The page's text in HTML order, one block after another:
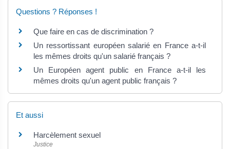
Questions ? Réponses !
Que faire en cas de discrimination ?
Un ressortissant européen salarié en France a-t-il
les mêmes droits qu'un salarié français ?
Un Européen agent public en France a-t-il les
mêmes droits qu'un agent public français ?
Et aussi
Harcèlement sexuel
Justice